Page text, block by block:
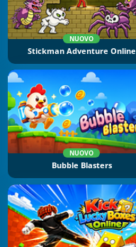
NUOVO
Stickman Adventure Online
NUOVO
Bubble Blasters